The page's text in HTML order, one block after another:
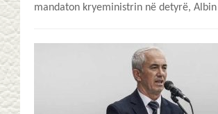
mandaton kryeministrin në detyrë, Albin